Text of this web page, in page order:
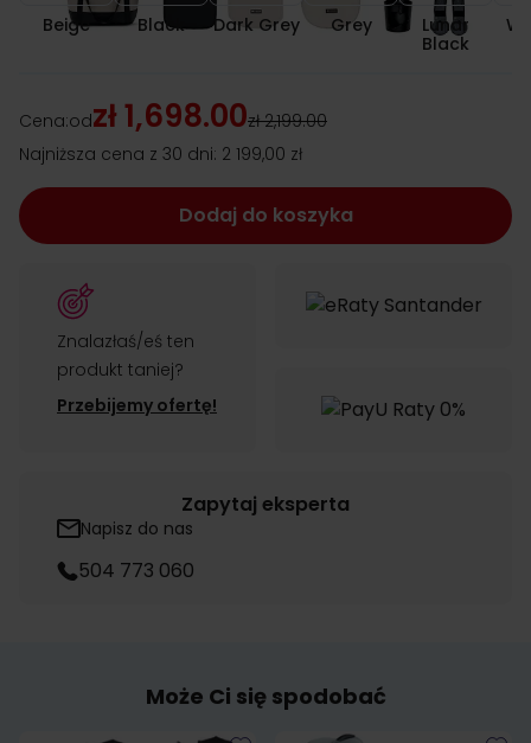
Beige Black Dark Grey Grey
Lunar
Black
Cena:odzł 1,698.00zł 2,199.00
Najniższa cena z 30 dni: 2 199,00 zł
Dodaj do koszyka
Znalazłaś/eś ten
produkt taniej?
Przebijemy ofertę!
Zapytaj eksperta
Napisz do nas
504 773 060
Może Ci się spodobać